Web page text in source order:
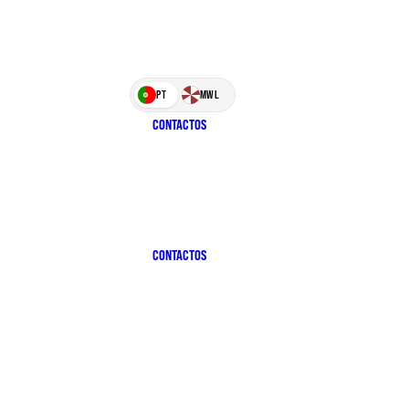
PT MWL
CONTACTOS
CONTACTOS